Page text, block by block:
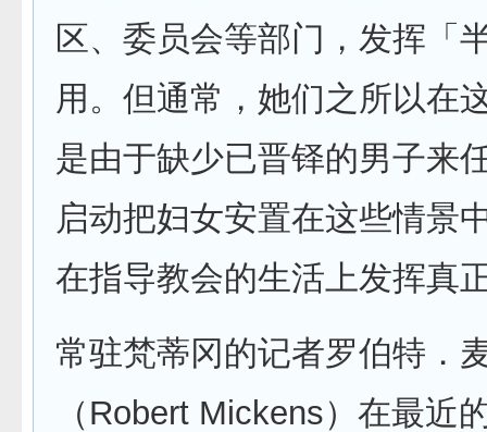
区、委员会等部门，发挥「
用。但通常，她们之所以在
是由于缺少已晋铎的男子来
启动把妇女安置在这些情景
在指导教会的生活上发挥真
常驻梵蒂冈的记者罗伯特．
（Robert Mickens）在最近